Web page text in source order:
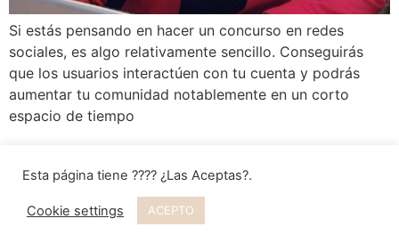
Si estás pensando en hacer un concurso en redes
sociales, es algo relativamente sencillo. Conseguirás
que los usuarios interactúen con tu cuenta y podrás
aumentar tu comunidad notablemente en un corto
espacio de tiempo
Esta página tiene ???? ¿Las Aceptas?.
Cookie settings ACEPTO